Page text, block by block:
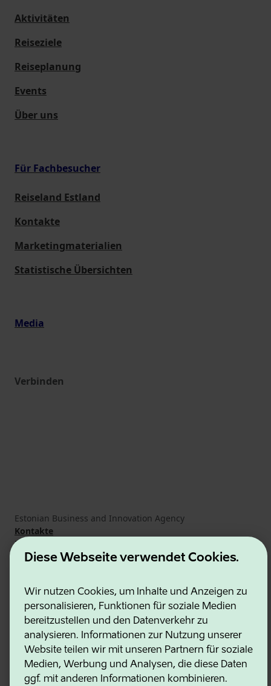
Diese Webseite verwendet Cookies.
Wir nutzen Cookies, um Inhalte und Anzeigen zu
personalisieren, Funktionen für soziale Medien
bereitzustellen und den Datenverkehr zu
analysieren. Informationen zur Nutzung unserer
Website teilen wir mit unseren Partnern für soziale
Medien, Werbung und Analysen, die diese Daten
ggf. mit anderen Informationen kombinieren.
Aktivitäten
Reiseziele
Reiseplanung
Events
Über uns
Für Fachbesucher
Reiseland Estland
Kontakte
Marketingmaterialien
Statistische Übersichten
Media
Verbinden
Estonian Business and Innovation Agency
Kontakte
Kooperationspartner
Nutzungsbedingungen